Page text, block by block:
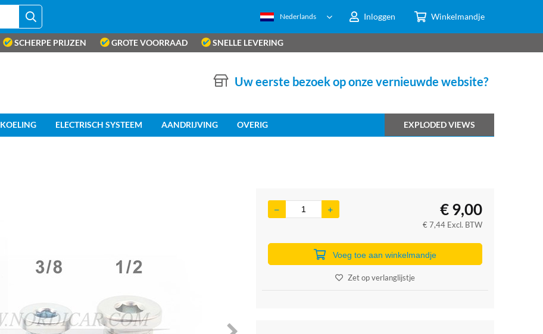
Inloggen Winkelmandje
Nederlands
SCHERPE PRIJZEN GROTE VOORRAAD SNELLE LEVERING
Uw eerste bezoek op onze vernieuwde website?
KOELING ELECTRISCH SYSTEEM AANDRIJVING OVERIG EXPLODED VIEWS
€9,00
€7,44 Excl. BTW
Voeg toe aan winkelmandje
Zet op verlanglijstje